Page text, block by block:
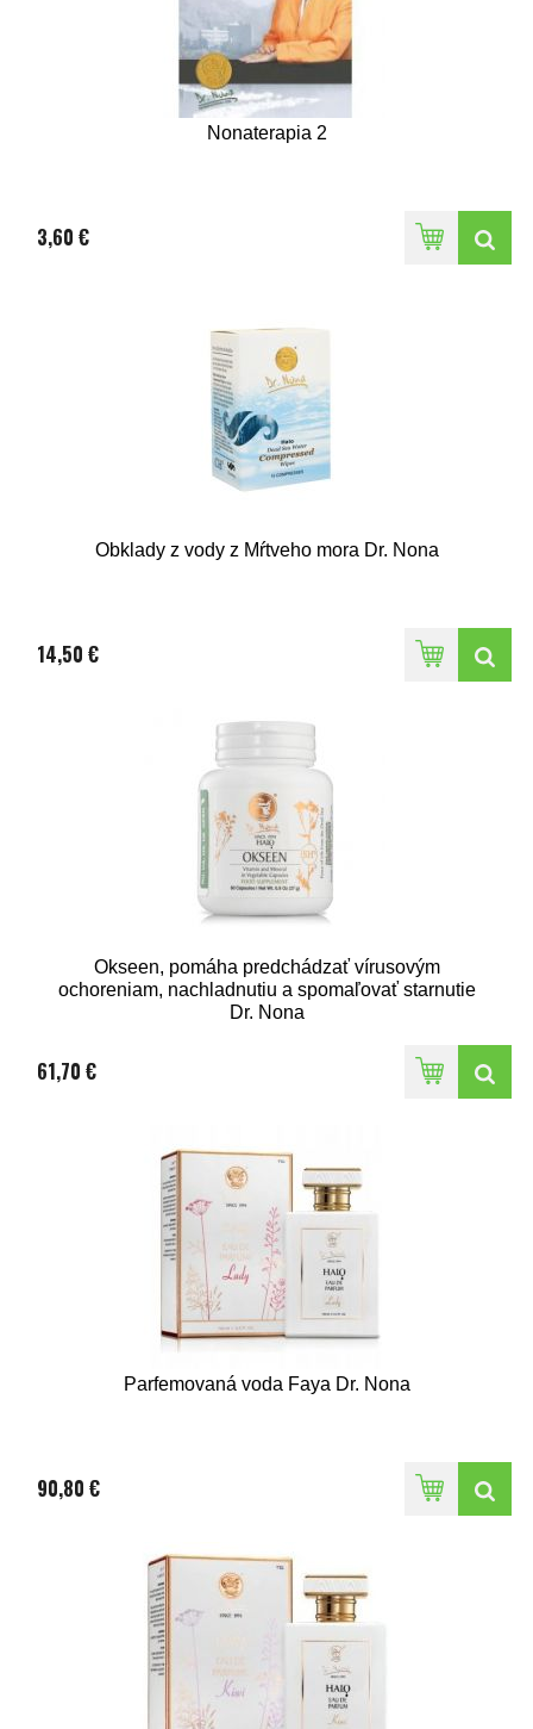
Nonaterapia 2
3,60 €
Obklady z vody z Mŕtveho mora Dr. Nona
14,50 €
Okseen, pomáha predchádzať vírusovým
ochoreniam, nachladnutiu a spomaľovať starnutie
Dr. Nona
61,70 €
Parfemovaná voda Faya Dr. Nona
90,80 €